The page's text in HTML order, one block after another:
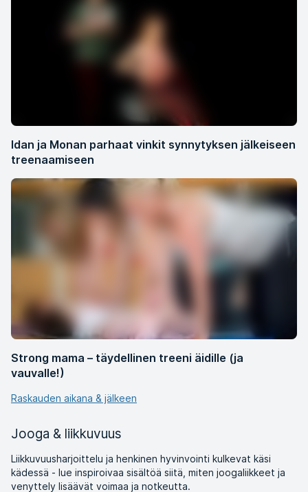
Idan ja Monan parhaat vinkit synnytyksen jälkeiseen
treenaamiseen
Strong mama – täydellinen treeni äidille (ja
vauvalle!)
Raskauden aikana & jälkeen
Jooga & liikkuvuus
Liikkuvuusharjoittelu ja henkinen hyvinvointi kulkevat käsi
kädessä - lue inspiroivaa sisältöä siitä, miten joogaliikkeet ja
venyttely lisäävät voimaa ja notkeutta.